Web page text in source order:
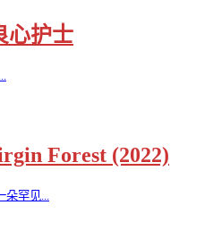
心护士
Forest (2022)
罕见...